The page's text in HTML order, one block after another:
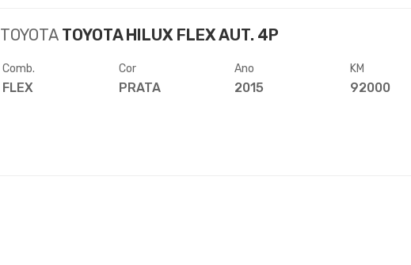
TOYOTATOYOTA HILUX FLEX AUT. 4P
Comb.
FLEX
Cor
PRATA
Ano
2015
KM
92000